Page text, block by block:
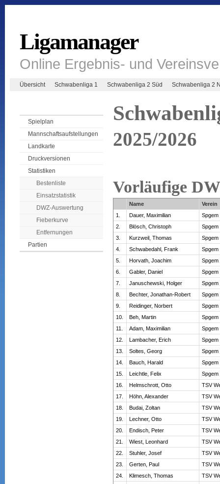
Ligamanager
Online Ergebnis- und
Übersicht Schwabenliga 1 Schwabenliga 2 Süd Schwabenliga 2
Spielplan
Mannschaftsaufstellungen
Landkarte
Druckversionen
Statistiken
Bestenliste
Einsatzstatistik
DWZ-Auswertung
Fieberkurve
Entfernungen
Partien
2025/2026
Vorläufige
Name
Verein
1.
Dauer, Maximilian
2.
Blösch, Christoph
3.
Kurzweil, Thomas
4.
Schwabedahl, Frank
5.
Horvath, Joachim
6.
Gabler, Daniel
7.
Januschewski, Holger
8.
Bechter, Jonathan-Robert
9.
Reidinger, Norbert
10.
Beh, Martin
11.
Adam, Maximilian
12.
Lambacher, Erich
13.
Soltes, Georg
14.
Bauch, Harald
15.
Leichtle, Felix
16.
Helmschrott, Otto
TSV
17.
Höhn, Alexander
TSV
18.
Budai, Zoltan
TSV
19.
Lechner, Otto
TSV
20.
Endisch, Peter
TSV
21.
Wiest, Leonhard
TSV
22.
Stuhler, Josef
TSV
23.
Gerten, Paul
TSV
24.
Klimesch, Thomas
TSV